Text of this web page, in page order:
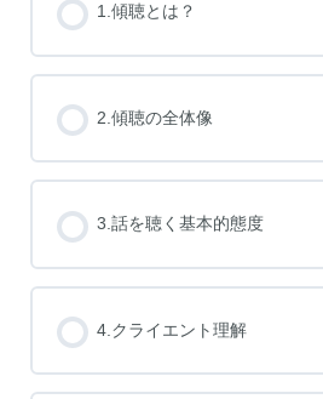
1.傾聴とは？
2.傾聴の全体像
3.話を聴く基本的態度
4.クライエント理解